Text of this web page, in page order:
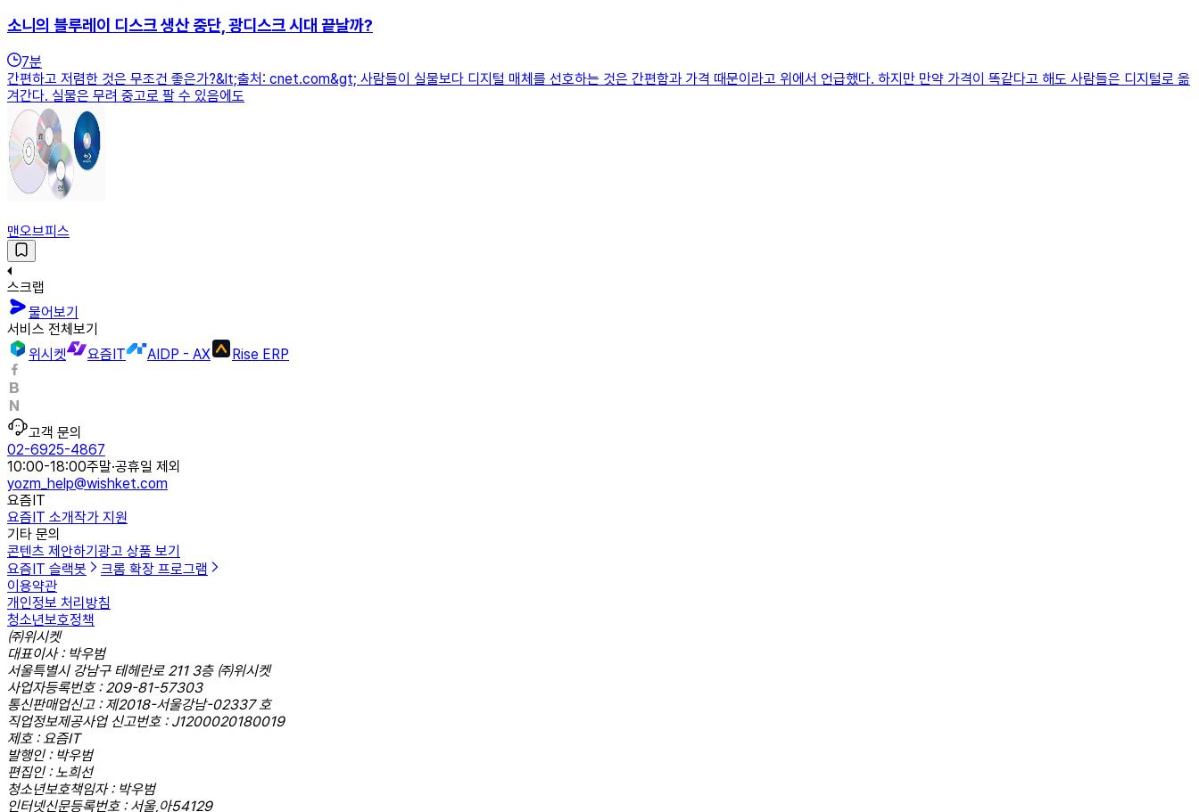
소니의 블루레이 디스크 생산 중단, 광디스크 시대 끝날까?
7분
간편하고 저렴한 것은 무조건 좋은가?&lt;출처: cnet.com&gt; 사람들이 실물보다 디지털 매체를 선호하는 것은 간편함과 가격 때문이라고 위에서 언급했다. 하지만 만약 가격이 똑같다고 해도 사람들은 디지털로 옮
겨간다. 실물은 무려 중고로 팔 수 있음에도
맨오브피스
스크랩
물어보기
서비스 전체보기
위시켓
요즘IT AIDP - AX Rise ERP
고객 문의
02-6925-4867
10:00-18:00주말·공휴일 제외
yozm_help@wishket.com
요즘IT
요즘IT 소개작가 지원
기타 문의
콘텐츠 제안하기 광고 상품 보기
요즘IT 슬랙봇
크롬 확장 프로그램
이용약관
개인정보 처리방침
청소년보호정책
㈜위시켓
대표이사 : 박우범
서울특별시 강남구 테헤란로 211 3층 ㈜위시켓
사업자등록번호 : 209-81-57303
통신판매업신고 : 제2018-서울강남-02337 호
직업정보제공사업 신고번호 : J1200020180019
제호 : 요즘IT
발행인 : 박우범
편집인 : 노희선
청소년보호책임자 : 박우범
인터넷신문등록번호 : 서울,아54129